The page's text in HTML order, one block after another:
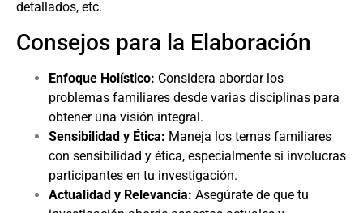
detallados, etc.
Consejos para la Elaboración
Enfoque Holístico: Considera abordar los
problemas familiares desde varias disciplinas para
obtener una visión integral.
Sensibilidad y Ética: Maneja los temas familiares
con sensibilidad y ética, especialmente si involucras
participantes en tu investigación.
Actualidad y Relevancia: Asegúrate de que tu